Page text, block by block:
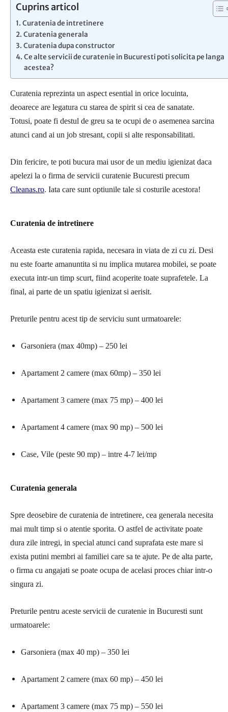
Cuprins articol
Curatenia de intretinere
Curatenia generala
Curatenia dupa constructor
Ce alte servicii de curatenie in Bucuresti poti solicita pe langa
acestea?
Curatenia reprezinta un aspect esential in orice locuinta,
deoarece are legatura cu starea de spirit si cea de sanatate.
Totusi, poate fi destul de greu sa te ocupi de o asemenea sarcina
atunci cand ai un job stresant, copii si alte responsabilitati.
Din fericire, te poti bucura mai usor de un mediu igienizat daca
apelezi la o firma de servicii curatenie Bucuresti precum
Cleanas.ro. Iata care sunt optiunile tale si costurile acestora!
Curatenia de intretinere
Aceasta este curatenia rapida, necesara in viata de zi cu zi. Desi
nu este foarte amanuntita si nu implica mutarea mobilei, se poate
executa intr-un timp scurt, fiind acoperite toate suprafetele. La
final, ai parte de un spatiu igienizat si aerisit.
Preturile pentru acest tip de serviciu sunt urmatoarele:
Garsoniera (max 40mp) – 250 lei
Apartament 2 camere (max 60mp) – 350 lei
Apartament 3 camere (max 75 mp) – 400 lei
Apartament 4 camere (max 90 mp) – 500 lei
Case, Vile (peste 90 mp) – intre 4-7 lei/mp
Curatenia generala
Spre deosebire de curatenia de intretinere, cea generala necesita
mai mult timp si o atentie sporita. O astfel de activitate poate
dura zile intregi, in special atunci cand suprafata este mare si
exista putini membri ai familiei care sa te ajute. Pe de alta parte,
o firma cu angajati se poate ocupa de acelasi proces chiar intr-o
singura zi.
Preturile pentru aceste servicii de curatenie in Bucuresti sunt
urmatoarele:
Garsoniera (max 40 mp) – 350 lei
Apartament 2 camere (max 60 mp) – 450 lei
Apartament 3 camere (max 75 mp) – 550 lei